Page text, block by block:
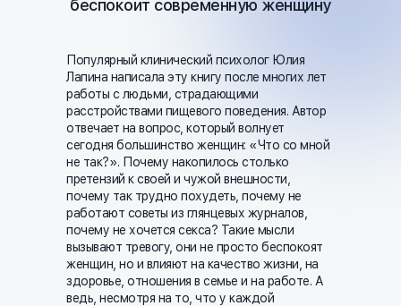
Популярный клинический психолог Юлия
Лапина написала эту книгу после многих лет
работы с людьми, страдающими
расстройствами пищевого поведения. Автор
отвечает на вопрос, который волнует
сегодня большинство женщин: «Что со мной
не так?». Почему накопилось столько
претензий к своей и чужой внешности,
почему так трудно похудеть, почему не
работают советы из глянцевых журналов,
почему не хочется секса? Такие мысли
вызывают тревогу, они не просто беспокоят
женщин, но и влияют на качество жизни, на
здоровье, отношения в семье и на работе. А
ведь, несмотря на то, что у каждой
беспокоит современную женщину